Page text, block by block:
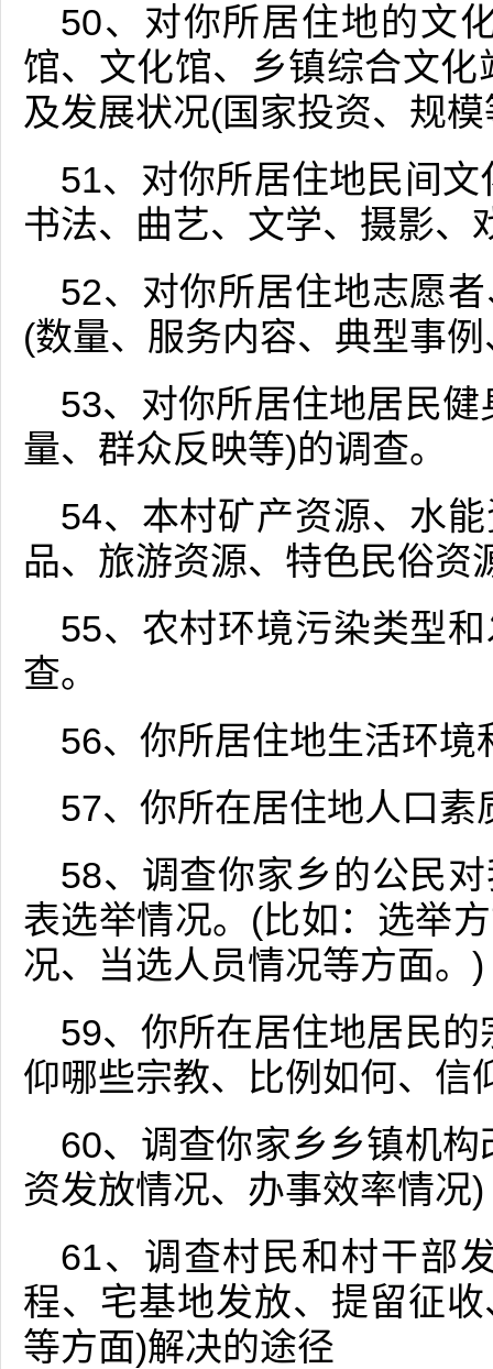
50、对你所居住地的文
馆、文化馆、乡镇综合文
及发展状况(国家投资、规
51、对你所居住地民间
书法、曲艺、文学、摄影、
52、对你所居住地志愿
(数量、服务内容、典型事
53、对你所居住地居民
量、群众反映等)的调查。
54、本村矿产资源、水
品、旅游资源、特色民俗资
55、农村环境污染类型
查。
56、你所居住地生活环
57、你所在居住地人口素
58、调查你家乡的公民
表选举情况。(比如：选举
况、当选人员情况等方面。)
59、你所在居住地居民
仰哪些宗教、比例如何、信
60、调查你家乡乡镇机
资发放情况、办事效率情况)
61、调查村民和村干部
程、宅基地发放、提留征
等方面)解决的途径